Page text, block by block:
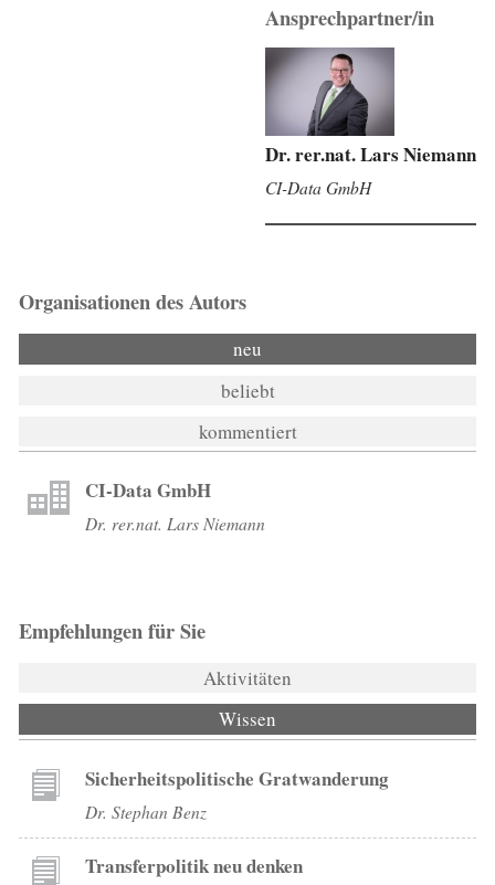
Ansprechpartner/in
Dr. rer.nat. Lars Niemann
CI-Data GmbH
Organisationen des Autors
neu
beliebt
kommentiert
CI-Data GmbH
Dr. rer.nat. Lars Niemann
Empfehlungen für Sie
Aktivitäten
Wissen
Sicherheitspolitische Gratwanderung
Dr. Stephan Benz
Transferpolitik neu denken